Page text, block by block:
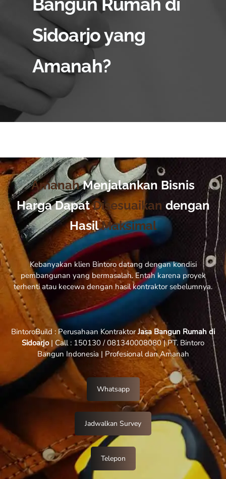
Sidoarjo yang
Amanah?
Amanah Menjalankan Bisnis
Harga Dapat Disesuaikan dengan
Hasil Maksimal
Kebanyakan klien Bintoro datang dengan kondisi
pembangunan yang bermasalah. Entah karena proyek
terhenti atau kecewa dengan hasil kontraktor sebelumnya.
BintoroBuild : Perusahaan KontraktorJasa Bangun Rumah di
Sidoarjo | Call : 150130 / 081340008080 | PT. Bintoro
Bangun Indonesia | Profesional dan Amanah
Whatsapp
Jadwalkan Survey
Telepon